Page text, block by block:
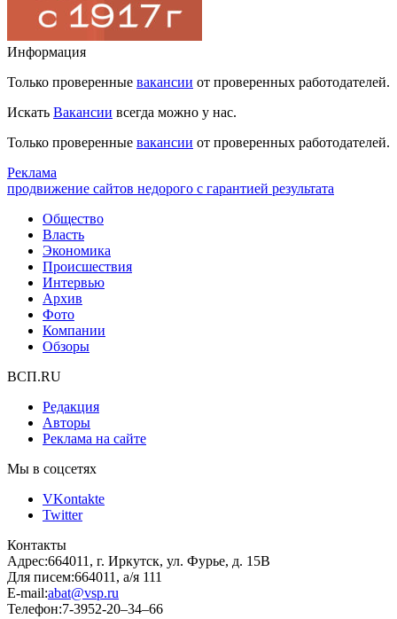
Информация
Только проверенные вакансии от проверенных работодателей.
Искать Вакансии всегда можно у нас.
Только проверенные вакансии от проверенных работодателей.
Реклама
продвижение сайтов недорого с гарантией результата
Общество
Власть
Экономика
Происшествия
Интервью
Архив
Фото
Компании
Обзоры
ВСП.RU
Редакция
Авторы
Реклама на сайте
Мы в соцсетях
VKontakte
Twitter
Контакты
Адрес:664011, г. Иркутск, ул. Фурье, д. 15В
Для писем:664011, а/я 111
E-mail:abat@vsp.ru
Телефон:7-3952-20–34–66